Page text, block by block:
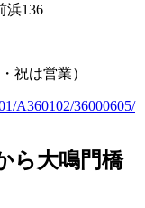
浜136
祝は営業）
A360102/36000605/
ら大鳴門橋